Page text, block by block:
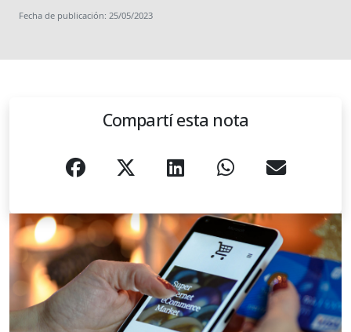
Fecha de publicación: 25/05/2023
Compartí esta nota